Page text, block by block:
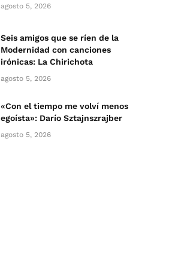
agosto 5, 2026
Seis amigos que se ríen de la
Modernidad con canciones
irónicas: La Chirichota
agosto 5, 2026
«Con el tiempo me volví menos
egoísta»: Darío Sztajnszrajber
agosto 5, 2026